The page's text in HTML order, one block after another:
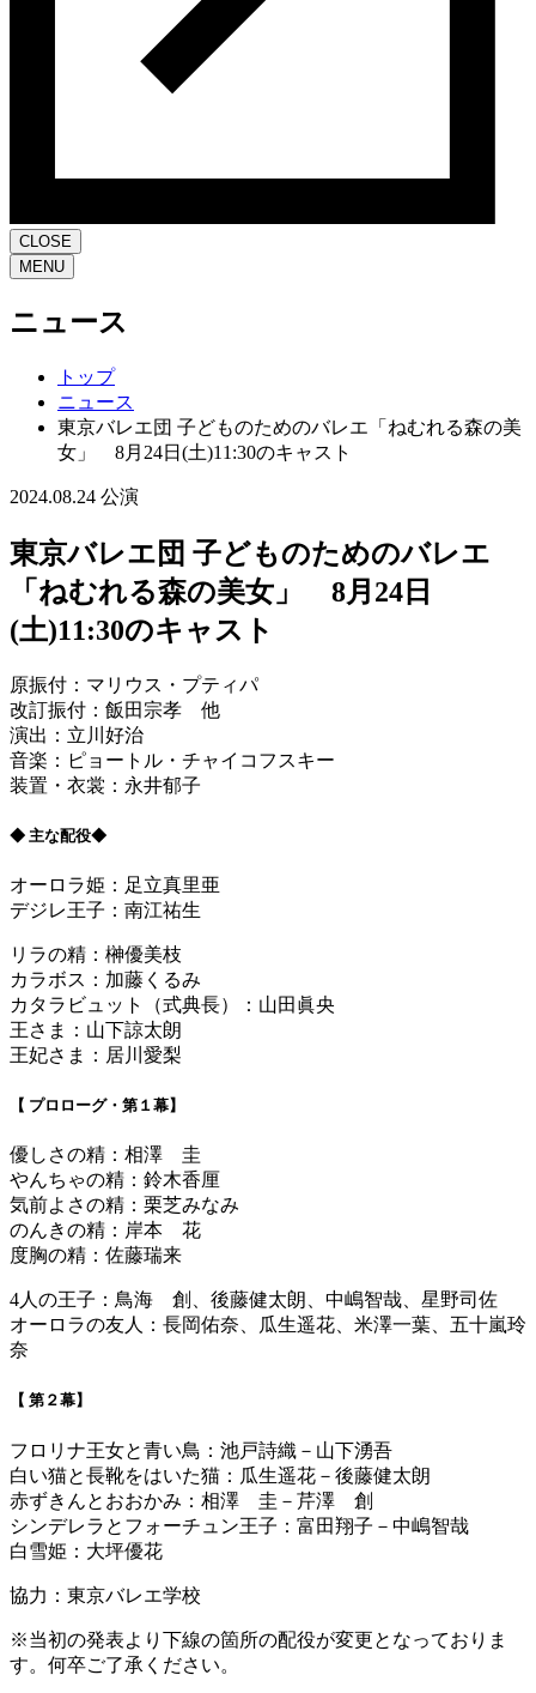
CLOSE
MENU
ニュース
トップ
ニュース
東京バレエ団 子どものためのバレエ「ねむれる森の美
女」 8月24日(土)11:30のキャスト
2024.08.24 公演
東京バレエ団 子どものためのバレエ
「ねむれる森の美女」 8月24日
(土)11:30のキャスト
原振付：マリウス・プティパ
改訂振付：飯田宗孝 他
演出：立川好治
音楽：ピョートル・チャイコフスキー
装置・衣裳：永井郁子
◆ 主な配役◆
オーロラ姫：足立真里亜
デジレ王子：南江祐生
リラの精：榊優美枝
カラボス：加藤くるみ
カタラビュット（式典長）：山田眞央
王さま：山下諒太朗
王妃さま：居川愛梨
【 プロローグ・第１幕】
優しさの精：相澤 圭
やんちゃの精：鈴木香厘
気前よさの精：栗芝みなみ
のんきの精：岸本 花
度胸の精：佐藤瑞来
4人の王子：鳥海 創、後藤健太朗、中嶋智哉、星野司佐
オーロラの友人：長岡佑奈、瓜生遥花、米澤一葉、五十嵐玲
奈
【 第２幕】
フロリナ王女と青い鳥：池戸詩織－山下湧吾
白い猫と長靴をはいた猫：瓜生遥花－後藤健太朗
赤ずきんとおおかみ：相澤 圭－芹澤 創
シンデレラとフォーチュン王子：富田翔子－中嶋智哉
白雪姫：大坪優花
協力：東京バレエ学校
※当初の発表より下線の箇所の配役が変更となっておりま
す。何卒ご了承ください。